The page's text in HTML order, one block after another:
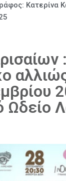
Κατερίνα
Ωδείο